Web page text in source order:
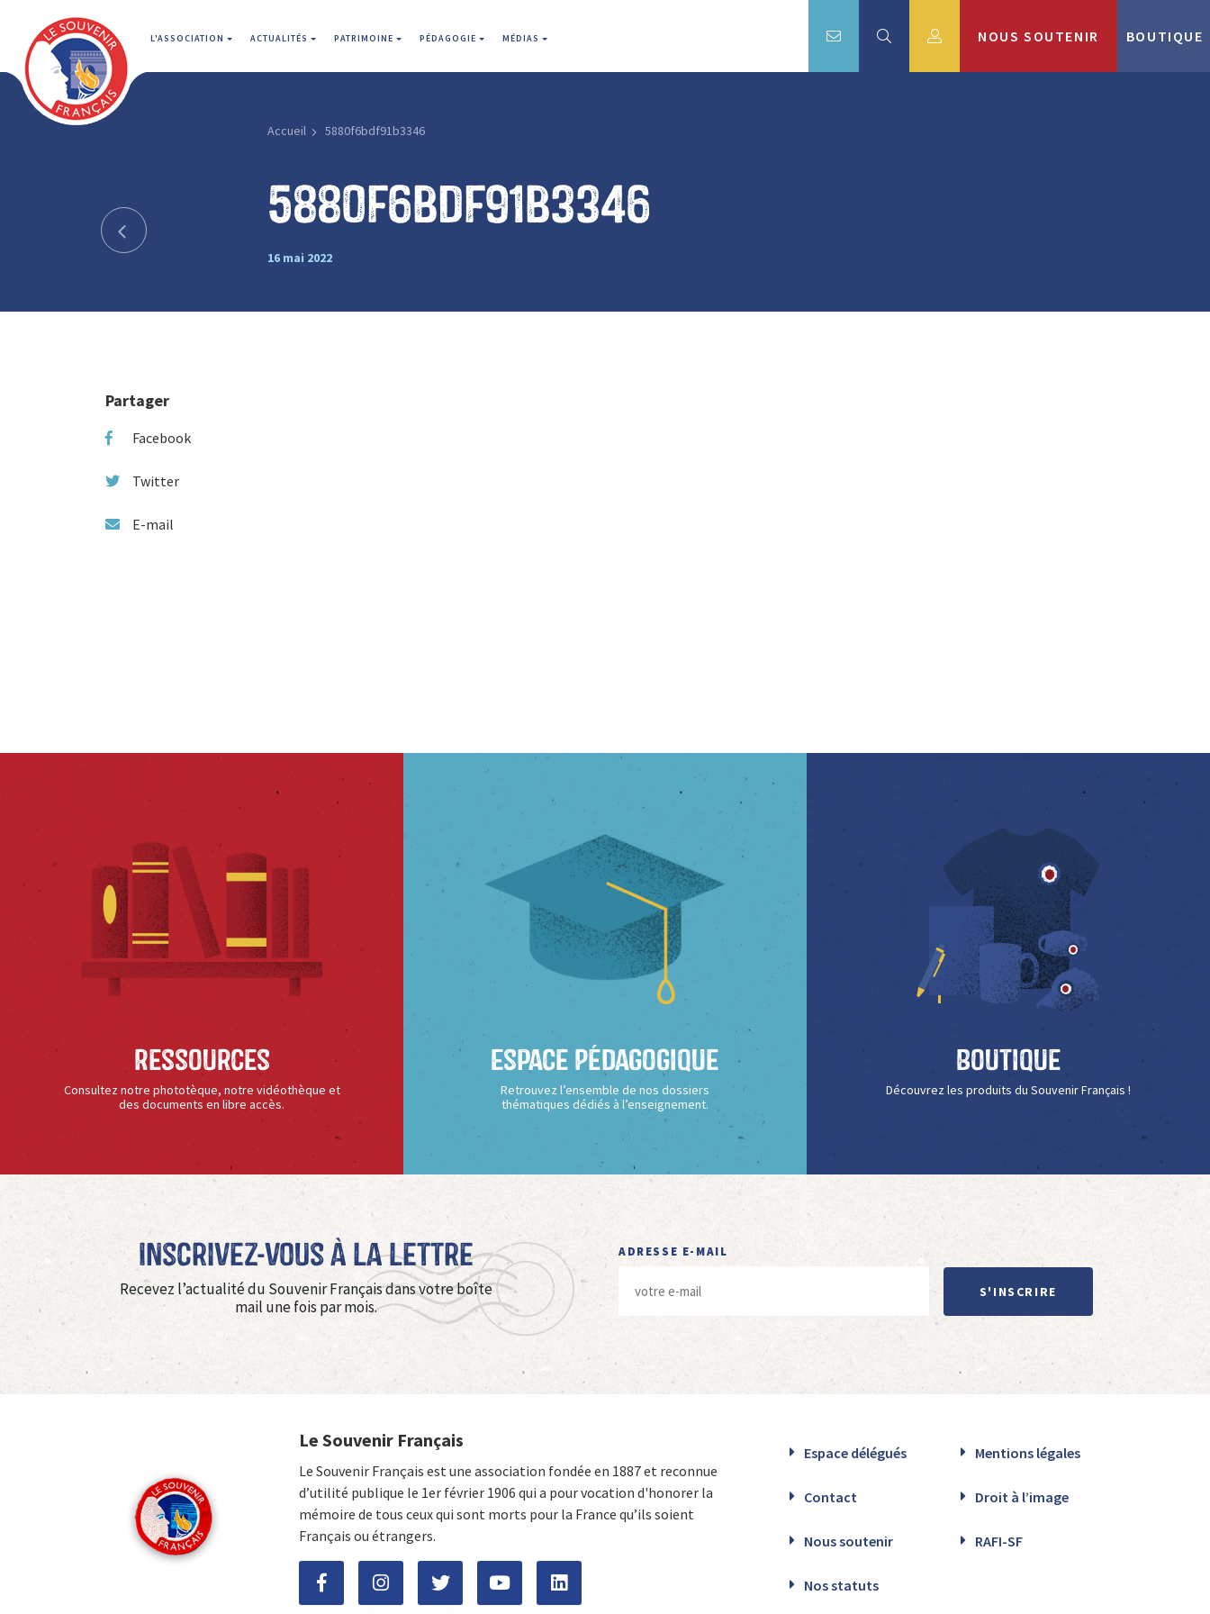
L'ASSOCIATION ACTUALITÉS PATRIMOINE PÉDAGOGIE MÉDIAS NOUS SOUTENIR BOUTIQUE
Accueil 5880f6bdf91b3346
5880f6bdf91b3346
16 mai 2022
Partager
Facebook
Twitter
E-mail
Ressources
Consultez notre phototèque, notre vidéothèque et
des documents en libre accès.
Espace Pédagogique
Retrouvez l’ensemble de nos dossiers
thématiques dédiés à l’enseignement.
Boutique
Découvrez les produits du Souvenir Français !
Inscrivez-vous à La Lettre
Recevez l’actualité du Souvenir Français dans votre boîte
mail une fois par mois.
ADRESSE E-MAIL
S'INSCRIRE
Le Souvenir Français
Le Souvenir Français est une association fondée en 1887 et reconnue
d’utilité publique le 1er février 1906 qui a pour vocation d'honorer la
mémoire de tous ceux qui sont morts pour la France qu’ils soient
Français ou étrangers.
Espace délégués Mentions légales
Contact Droit à l’image
Nous soutenir RAFI-SF
Nos statuts